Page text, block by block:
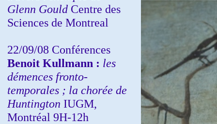
Glenn Gould Centre des
Sciences de Montreal
22/09/08 Conférences
Benoit Kullmann : les
démences fronto-
temporales ; la chorée de
Huntington IUGM,
Montréal 9H-12h